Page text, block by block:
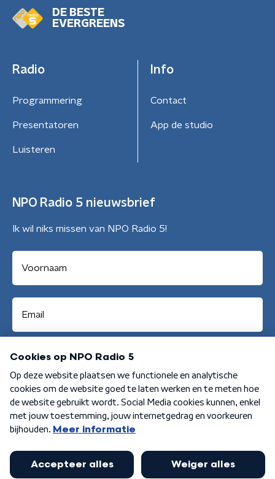
DE BESTE
EVERGREENS
Radio
Programmering
Presentatoren
Luisteren
Info
Contact
App de studio
NPO Radio 5 nieuwsbrief
Ik wil niks missen van NPO Radio 5!
Aanmelden
Algemene voorwaarden Privacybeleid